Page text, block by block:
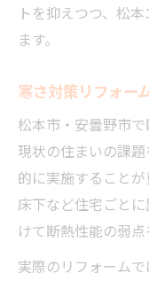
トを抑えつつ、松
ます。
寒さ対策リフォー
松本市・安曇野市で
現状の住まいの課
的に実施することが
床下など住宅ごと
けて断熱性能の弱点
実際のリフォーム